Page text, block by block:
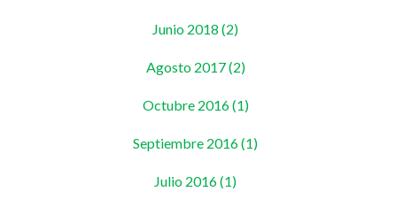
Junio 2018 (2)
Agosto 2017 (2)
Octubre 2016 (1)
Septiembre 2016 (1)
Julio 2016 (1)